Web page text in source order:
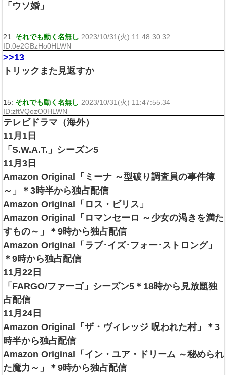
「ウソ婚」
21: それでも動く名無し 2023/10/31(火) 11:48:30.32
ID:0e2GBzHo0HLWN
>>13
トリックまた見返すか
15: それでも動く名無し 2023/10/31(火) 11:47:55.34
ID:zftVQozO0HLWN
テレビドラマ（海外）
11月1日
「S.W.A.T.」シーズン5
11月3日
Amazon Original「ミーナ ～型破り調査員の事件簿
～」＊3時半から独占配信
Amazon Original「ロス・ビリス」
Amazon Original「ロマンセーロ ～少女の渇きを満た
すもの～」＊9時から独占配信
Amazon Original「ラブ･イズ･フォー･ストロング」
＊9時から独占配信
11月22日
「FARGO/ファーゴ」シーズン5＊18時から見放題独
占配信
11月24日
Amazon Original「ザ・ヴィレッジ 呪われた村」＊3
時半から独占配信
Amazon Original「イン・ユア・ドリーム ～秘められ
た魔力～」＊9時から独占配信